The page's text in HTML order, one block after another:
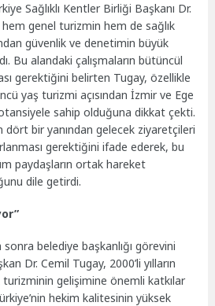
Sağlıklı Kentler Birliği Başkanı Dr.
hem genel turizmin hem de sağlık
güvenlik ve denetimin büyük
Bu alandaki çalışmaların bütüncül
gerektiğini belirten Tugay, özellikle
yaş turizmi açısından İzmir ve Ege
sahip olduğuna dikkat çekti.
dört bir yanından gelecek ziyaretçileri
gerektiğini ifade ederek, bu
paydaşların ortak hareket
dile getirdi.
belediye başkanlığı görevini
Dr. Cemil Tugay, 2000’li yılların
turizminin gelişimine önemli katkılar
hekim kalitesinin yüksek